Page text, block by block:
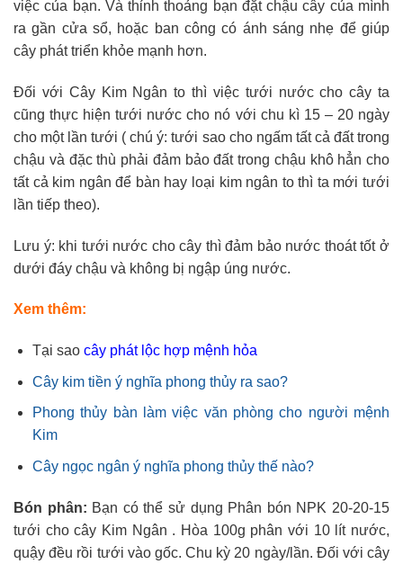
việc của bạn. Và thỉnh thoảng bạn đặt chậu cây của mình
ra gần cửa sổ, hoặc ban công có ánh sáng nhẹ để giúp
cây phát triển khỏe mạnh hơn.
Đối với Cây Kim Ngân to thì việc tưới nước cho cây ta
cũng thực hiện tưới nước cho nó với chu kì 15 – 20 ngày
cho một lần tưới ( chú ý: tưới sao cho ngấm tất cả đất trong
chậu và đặc thù phải đảm bảo đất trong chậu khô hẳn cho
tất cả kim ngân để bàn hay loại kim ngân to thì ta mới tưới
lần tiếp theo).
Lưu ý: khi tưới nước cho cây thì đảm bảo nước thoát tốt ở
dưới đáy chậu và không bị ngập úng nước.
Xem thêm:
Tại sao cây phát lộc hợp mệnh hỏa
Cây kim tiền ý nghĩa phong thủy ra sao?
Phong thủy bàn làm việc văn phòng cho người mệnh
Kim
Cây ngọc ngân ý nghĩa phong thủy thế nào?
Bón phân: Bạn có thể sử dụng Phân bón NPK 20-20-15
tưới cho cây Kim Ngân . Hòa 100g phân với 10 lít nước,
quậy đều rồi tưới vào gốc. Chu kỳ 20 ngày/lần. Đối với cây